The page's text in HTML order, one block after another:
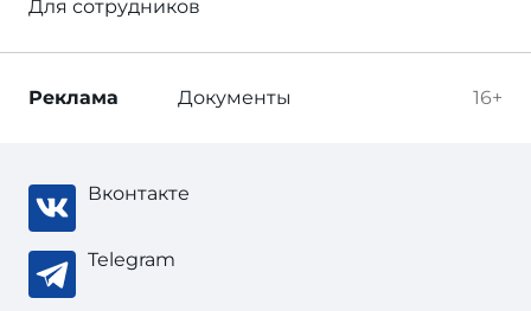
Для сотрудников
16+
Реклама Документы
Вконтакте
Telegram